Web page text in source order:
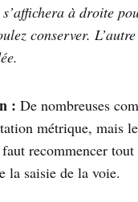
à droite
conserver.
: De nombreuses
métrique, mais
recommencer
la saisie de la voie.